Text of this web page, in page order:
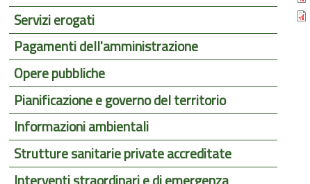
Servizi erogati
Pagamenti dell'amministrazione
Opere pubbliche
Pianificazione e governo del territorio
Informazioni ambientali
Strutture sanitarie private accreditate